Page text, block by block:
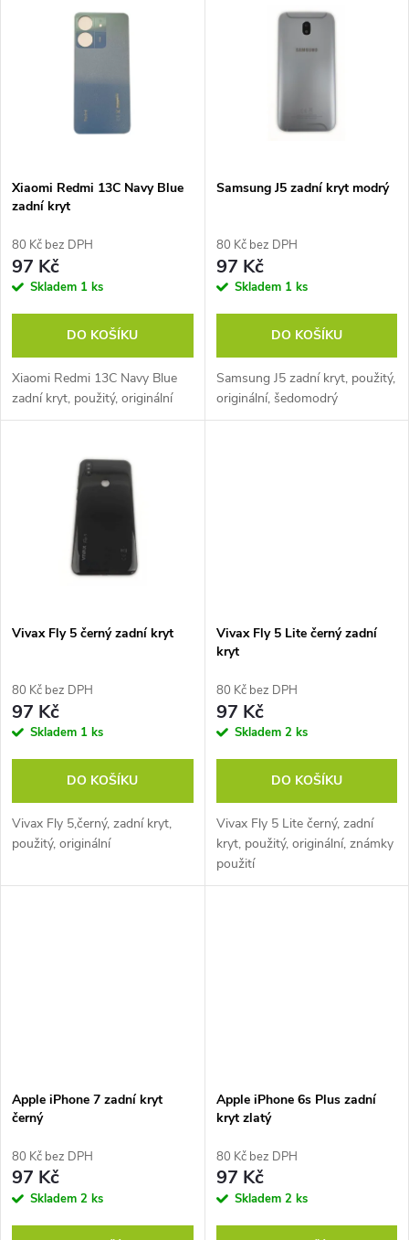
p
r
o
u
k
Nejprodávanější
s
p
r
o
d
u
Xiaomi Redmi 13C Navy Blue
zadní kryt
80 Kč bez DPH
97 Kč
Skladem 1 ks
DO KOŠÍKU
Xiaomi Redmi 13C Navy Blue
zadní kryt, použitý, originální
Samsung J5 zadní kryt modrý
80 Kč bez DPH
97 Kč
Skladem 1 ks
DO KOŠÍKU
Samsung J5 zadní kryt, použitý,
originální, šedomodrý
Vivax Fly 5 černý zadní kryt
80 Kč bez DPH
97 Kč
Skladem 1 ks
DO KOŠÍKU
Vivax Fly 5,černý, zadní kryt,
použitý, originální
Vivax Fly 5 Lite černý zadní
kryt
80 Kč bez DPH
97 Kč
Skladem 2 ks
DO KOŠÍKU
Vivax Fly 5 Lite černý, zadní
kryt, použitý, originální, známky
použití
Apple iPhone 7 zadní kryt
černý
80 Kč bez DPH
97 Kč
Skladem 2 ks
Apple iPhone 6s Plus zadní
kryt zlatý
80 Kč bez DPH
97 Kč
Skladem 2 ks